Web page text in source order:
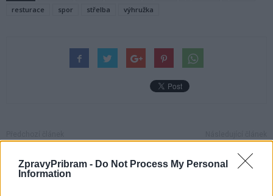
ZpravyPribram - Do Not Process My Personal
Information
resturace
spor střelba výhružka
odpoledne s africkou literaturou
V Příbramské galerii můžete
vidět snímky Czech Press